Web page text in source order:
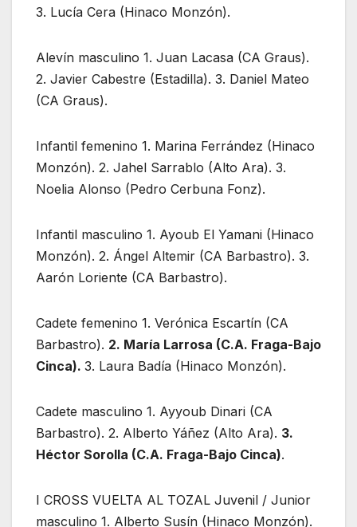
3. Lucía Cera (Hinaco Monzón).
Alevín masculino 1. Juan Lacasa (CA Graus).
2. Javier Cabestre (Estadilla). 3. Daniel Mateo
(CA Graus).
Infantil femenino 1. Marina Ferrández (Hinaco
Monzón). 2. Jahel Sarrablo (Alto Ara). 3.
Noelia Alonso (Pedro Cerbuna Fonz).
Infantil masculino 1. Ayoub El Yamani (Hinaco
Monzón). 2. Ángel Altemir (CA Barbastro). 3.
Aarón Loriente (CA Barbastro).
Cadete femenino 1. Verónica Escartín (CA
Barbastro). 2. María Larrosa (C.A. Fraga-Bajo
Cinca). 3. Laura Badía (Hinaco Monzón).
Cadete masculino 1. Ayyoub Dinari (CA
Barbastro). 2. Alberto Yáñez (Alto Ara). 3.
Héctor Sorolla (C.A. Fraga-Bajo Cinca).
I CROSS VUELTA AL TOZAL Juvenil / Junior
masculino 1. Alberto Susín (Hinaco Monzón).